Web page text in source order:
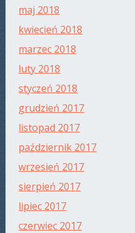
maj 2018
kwiecień 2018
marzec 2018
luty 2018
styczeń 2018
grudzień 2017
listopad 2017
październik 2017
wrzesień 2017
sierpień 2017
lipiec 2017
czerwiec 2017